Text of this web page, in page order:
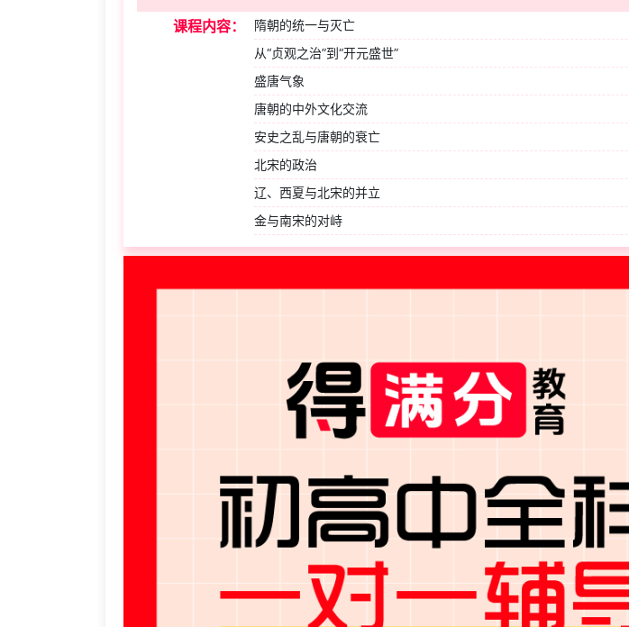
课程内容：
隋朝的统一与灭亡
从“贞观之治”到“开元盛世”
盛唐气象
唐朝的中外文化交流
安史之乱与唐朝的衰亡
北宋的政治
辽、西夏与北宋的并立
金与南宋的对峙